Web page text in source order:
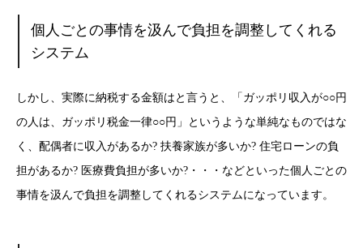
個人ごとの事情を汲んで負担を調整してくれる
システム
しかし、実際に納税する金額はと言うと、「ガッポリ収入が○○円
の人は、ガッポリ税金一律○○円」というような単純なものではな
く、配偶者に収入があるか? 扶養家族が多いか? 住宅ローンの負
担があるか? 医療費負担が多いか?・・・などといった個人ごとの
事情を汲んで負担を調整してくれるシステムになっています。